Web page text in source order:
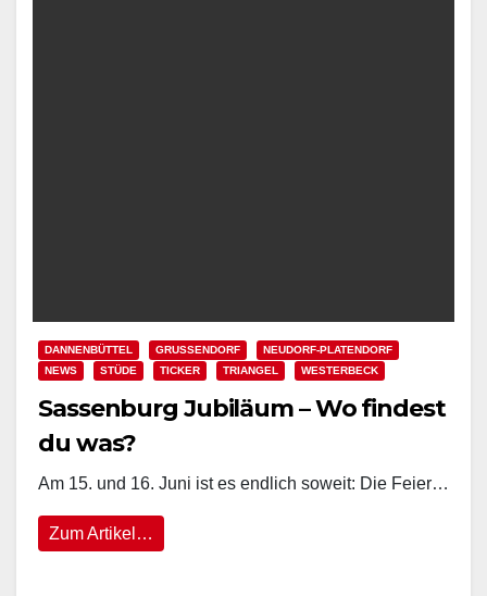
DANNENBÜTTEL GRUSSENDORF
NEUDORF-PLATENDORF
NEWS
STÜDE TICKER TRIANGEL WESTERBECK
Sassenburg Jubiläum – Wo findest
du was?
Am 15. und 16. Juni ist es endlich soweit: Die Feier…
Zum Artikel…